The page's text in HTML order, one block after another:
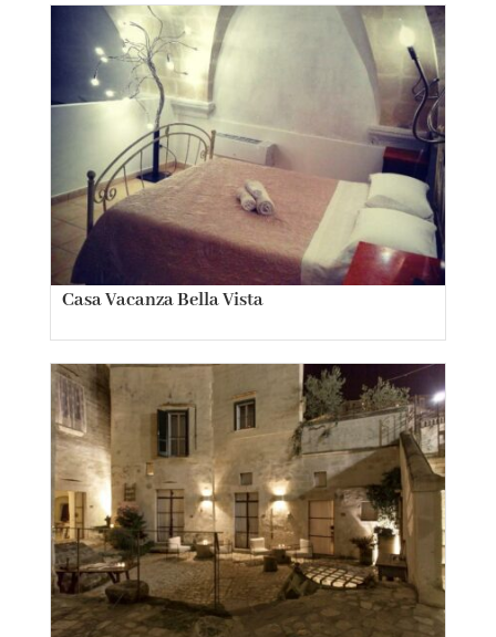
Casa Vacanza Bella Vista